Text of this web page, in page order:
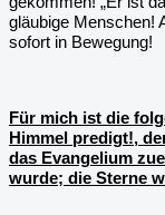
gläubige Menschen!
sofort in Bewegung!
Für mich ist die
Himmel predigt!,
das Evangelium
wurde; die Sterne